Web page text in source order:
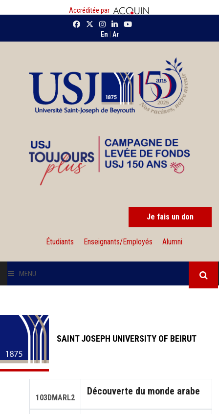
Accréditée par
En Ar
Je fais un don
Étudiants Enseignants/Employés Alumni
MENU
INSTITUTIONS
ADMISSION
RECHERCHE
INTERNATIONAL
SAINT JOSEPH UNIVERSITY OF BEIRUT
103DMARL2
Découverte du monde arabe